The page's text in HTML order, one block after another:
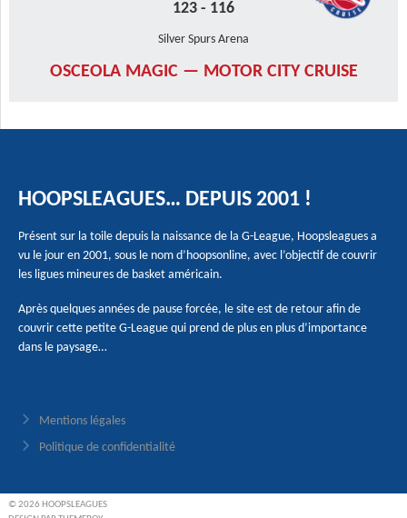
123 - 116
Silver Spurs Arena
OSCEOLA MAGIC — MOTOR CITY CRUISE
HOOPSLEAGUES… DEPUIS 2001 !
Présent sur la toile depuis la naissance de la G-League, Hoopsleagues a
vu le jour en 2001, sous le nom d’hoopsonline, avec l’objectif de couvrir
les ligues mineures de basket américain.
Après quelques années de pause forcée, le site est de retour afin de
couvrir cette petite G-League qui prend de plus en plus d’importance
dans le paysage…
Mentions légales
Politique de confidentialité
© 2026 HOOPSLEAGUES